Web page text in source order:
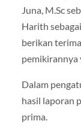
Juna, M.Sc
Harith
berikan
pemikirannya
Dalam
hasil laporan
prima.